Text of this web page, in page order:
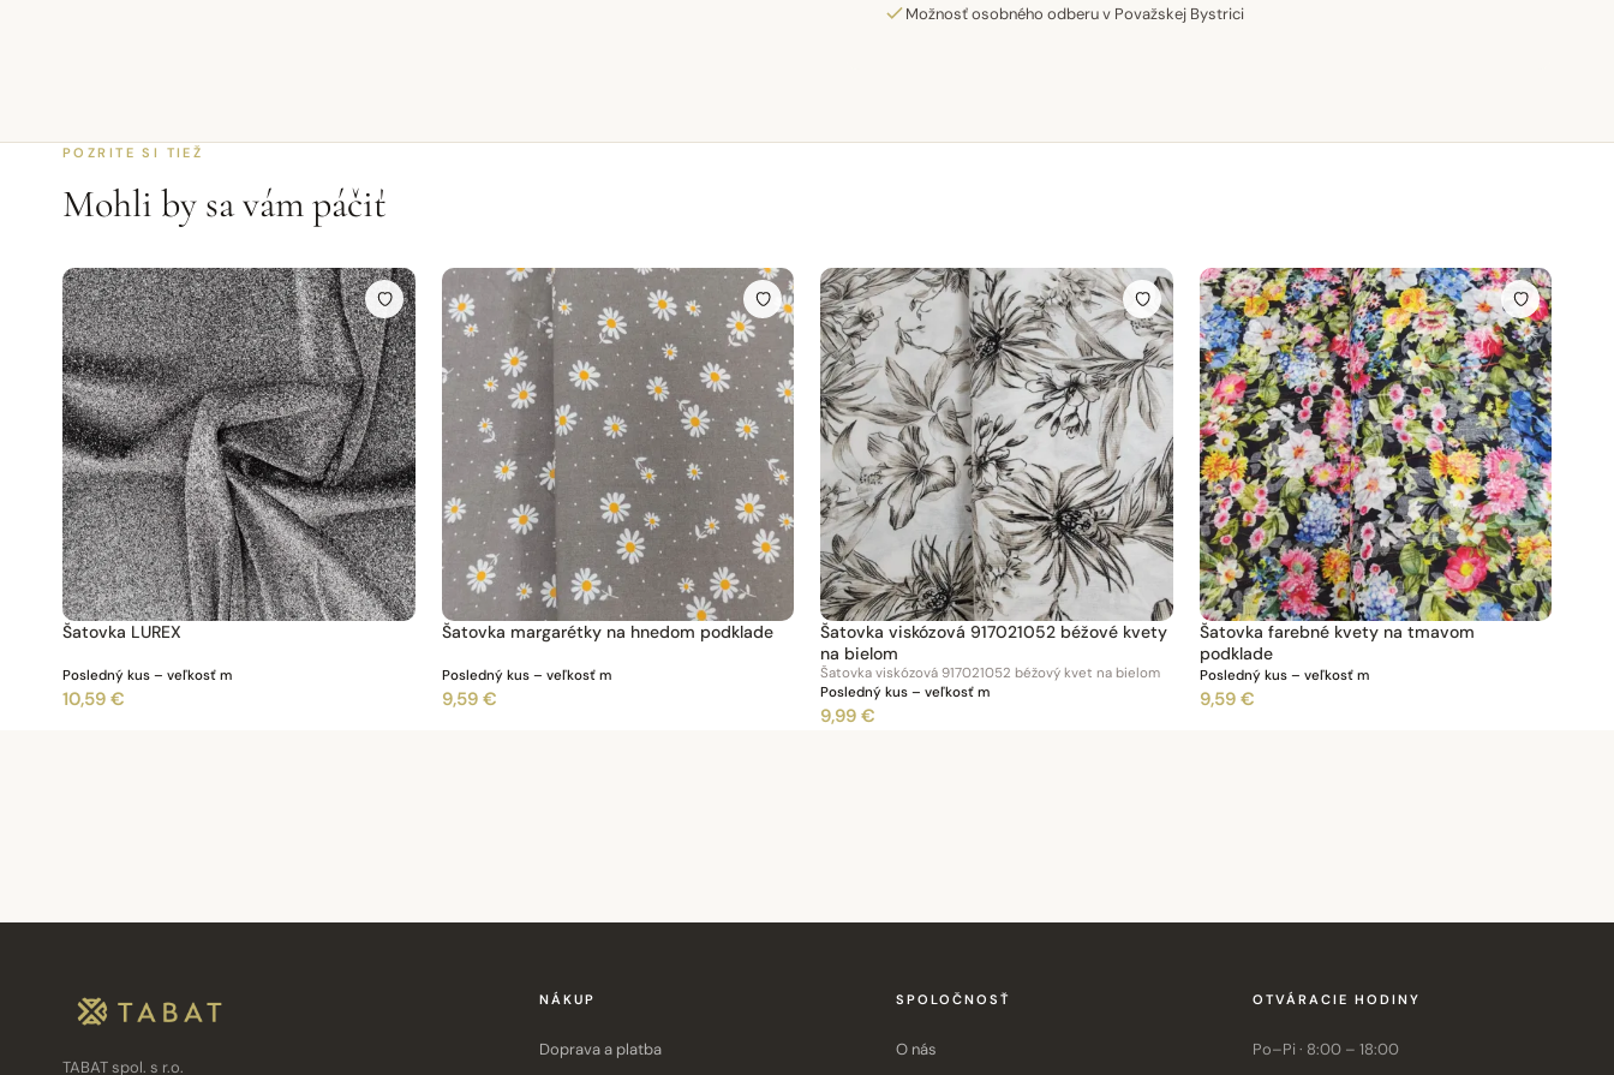
Možnosť osobného odberu v Považskej Bystrici
POZRITE SI TIEŽ
Mohli by sa vám páčiť
Šatovka LUREX
Posledný kus – veľkosť m
10,59 €
Šatovka margarétky na hnedom podklade
Posledný kus – veľkosť m
9,59 €
Šatovka viskózová 917021052 béžové kvety
na bielom
Šatovka viskózová 917021052 béžový kvet na bielom
Posledný kus – veľkosť m
9,99 €
Šatovka farebné kvety na tmavom
podklade
Posledný kus – veľkosť m
9,59 €
TABAT spol. s r.o.
NÁKUP
Doprava a platba
SPOLOČNOSŤ
O nás
OTVÁRACIE HODINY
Po–Pi · 8:00 – 18:00